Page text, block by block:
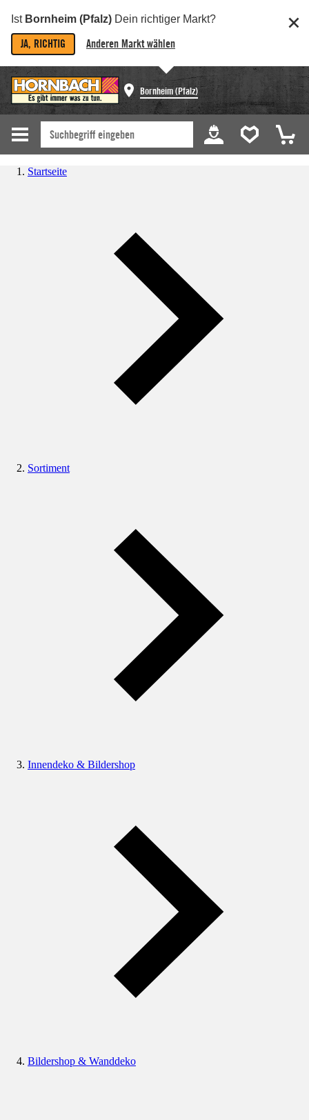
Ist Bornheim (Pfalz) Dein richtiger Markt?
JA, RICHTIG Anderen Markt wählen
Bornheim (Pfalz)
Startseite
Sortiment
Innendeko & Bildershop
Bildershop & Wanddeko